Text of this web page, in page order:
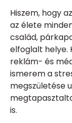
Hiszem, hogy
az élete
család,
elfoglalt helye.
reklám- és
ismerem a
megszületése
is.